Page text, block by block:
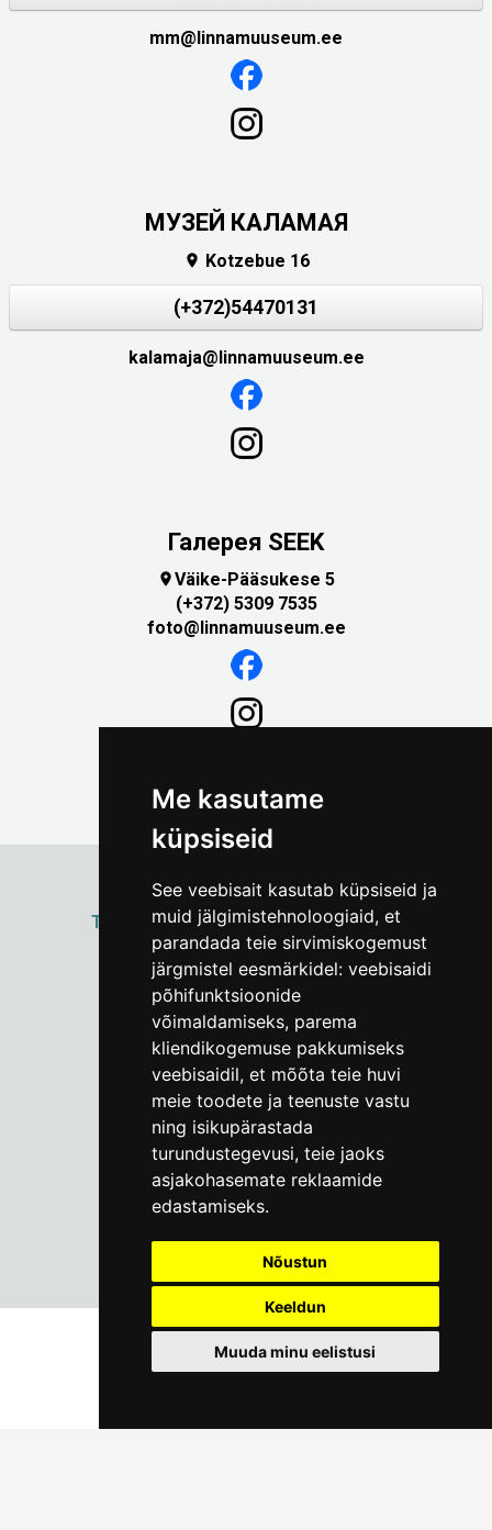
Me kasutame
küpsiseid
See veebisait kasutab küpsiseid ja
muid jälgimistehnoloogiaid, et
parandada teie sirvimiskogemust
järgmistel eesmärkidel: veebisaidi
põhifunktsioonide
võimaldamiseks, parema
kliendikogemuse pakkumiseks
veebisaidil, et mõõta teie huvi
meie toodete ja teenuste vastu
ning isikupärastada
turundustegevusi, teie jaoks
asjakohasemate reklaamide
edastamiseks.
Nõustun
Keeldun
Muuda minu eelistusi
mm@linnamuuseum.ee
МУЗЕЙ КАЛАМАЯ
 Kotzebue 16
(+372)54470131
kalamaja@linnamuuseum.ee
Галерея SEEK
Väike-Pääsukese 5
(+372) 5309 7535
foto@linnamuuseum.ee
ТАЛЛИННСКИЙГОРОДСКОЙ МУЗЕЙ
Vene 17
Пн–Пт 9–17:(+372) 610 4178
info@linnamuuseum.ee